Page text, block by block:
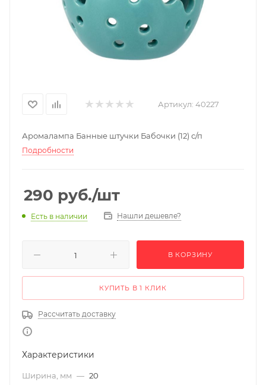
Артикул: 40227
Аромалампа Банные штучки Бабочки (12) с/п
Подробности
290 руб./шт
Есть в наличии Нашли дешевле?
В КОРЗИНУ
КУПИТЬ В 1 КЛИК
Рассчитать доставку
Характеристики
Ширина, мм — 20